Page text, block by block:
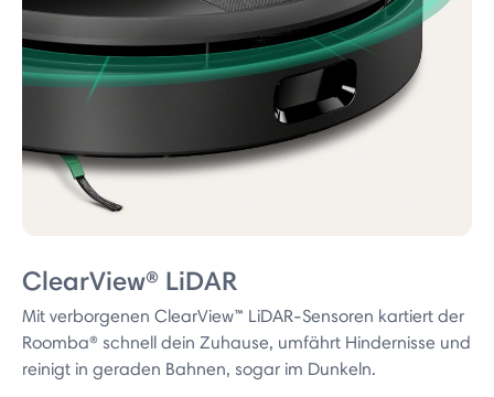
ClearView® LiDAR
Mit verborgenen ClearView™ LiDAR-Sensoren kartiert der
Roomba® schnell dein Zuhause, umfährt Hindernisse und
reinigt in geraden Bahnen, sogar im Dunkeln.